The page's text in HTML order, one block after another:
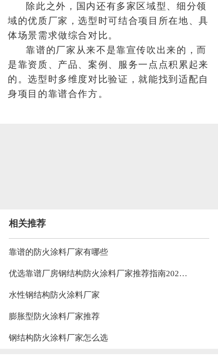
除此之外，国内还有多家区域型、细分领
域的优质厂家，选型时可结合项目所在地、具
体场景需求做综合对比。
靠谱的厂家从来不是靠宣传吹出来的，而
是靠资质、产品、案例、服务一点点积累起来
的。选型时多维度对比验证，就能找到适配自
身项目的靠谱合作方。
相关推荐
靠谱的防火涂料厂家有哪些
优选靠谱厂房钢结构防火涂料厂家推荐指南2026 按需选型，靠谱为先！
水性钢结构防火涂料厂家
膨胀型防火涂料厂家推荐
钢结构防火涂料厂家怎么选